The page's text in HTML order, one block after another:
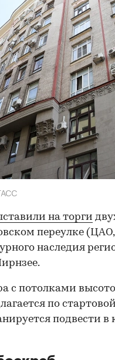
на торги
переулке
наследия
с потолками
по
подвести в